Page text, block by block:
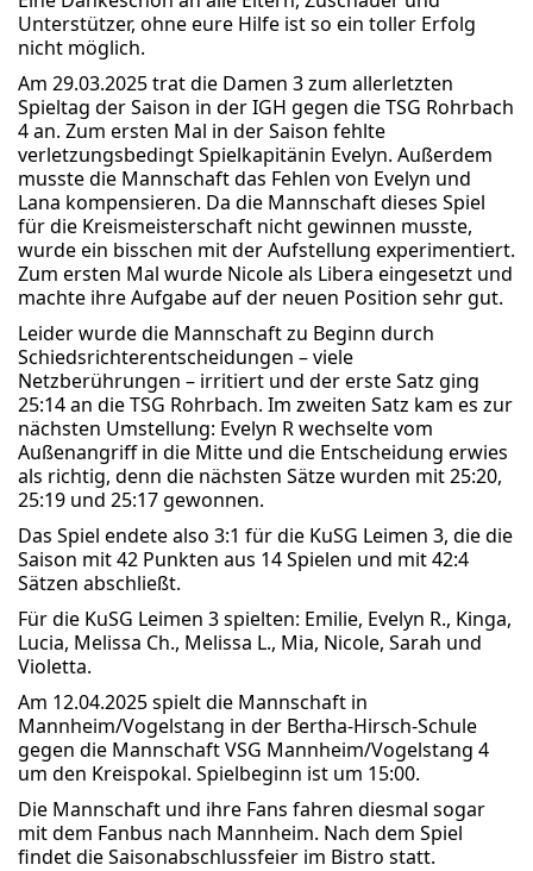
Unterstützer, ohne eure Hilfe ist so ein toller Erfolg
nicht möglich.
Am 29.03.2025 trat die Damen 3 zum allerletzten
Spieltag der Saison in der IGH gegen die TSG Rohrbach
4 an. Zum ersten Mal in der Saison fehlte
verletzungsbedingt Spielkapitänin Evelyn. Außerdem
musste die Mannschaft das Fehlen von Evelyn und
Lana kompensieren. Da die Mannschaft dieses Spiel
für die Kreismeisterschaft nicht gewinnen musste,
wurde ein bisschen mit der Aufstellung experimentiert.
Zum ersten Mal wurde Nicole als Libera eingesetzt und
machte ihre Aufgabe auf der neuen Position sehr gut.
Leider wurde die Mannschaft zu Beginn durch
Schiedsrichterentscheidungen – viele
Netzberührungen – irritiert und der erste Satz ging
25:14 an die TSG Rohrbach. Im zweiten Satz kam es zur
nächsten Umstellung: Evelyn R wechselte vom
Außenangriff in die Mitte und die Entscheidung erwies
als richtig, denn die nächsten Sätze wurden mit 25:20,
25:19 und 25:17 gewonnen.
Das Spiel endete also 3:1 für die KuSG Leimen 3, die die
Saison mit 42 Punkten aus 14 Spielen und mit 42:4
Sätzen abschließt.
Für die KuSG Leimen 3 spielten: Emilie, Evelyn R., Kinga,
Lucia, Melissa Ch., Melissa L., Mia, Nicole, Sarah und
Violetta.
Am 12.04.2025 spielt die Mannschaft in
Mannheim/Vogelstang in der Bertha-Hirsch-Schule
gegen die Mannschaft VSG Mannheim/Vogelstang 4
um den Kreispokal. Spielbeginn ist um 15:00.
Die Mannschaft und ihre Fans fahren diesmal sogar
mit dem Fanbus nach Mannheim. Nach dem Spiel
findet die Saisonabschlussfeier im Bistro statt.